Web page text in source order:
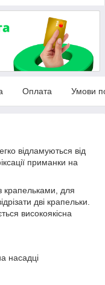
Оплата Умови
відламуються від
приманки на
крапельками, для
дві крапельки.
високоякісна
насадці